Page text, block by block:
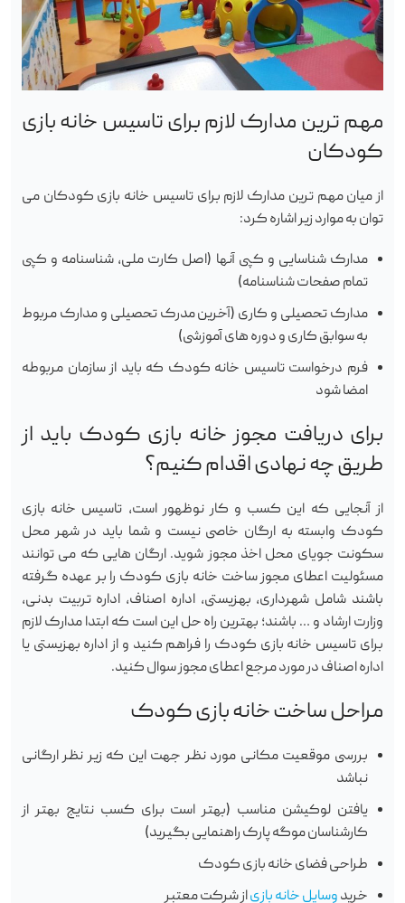
مهم ترین مدارک لازم برای تاسیس خانه بازی
کودکان
از میان مهم ترین مدارک لازم برای تاسیس خانه بازی کودکان می
توان به موارد زیر اشاره کرد:
مدارک شناسایی و کپی آنها (اصل کارت ملی، شناسنامه و کپی
تمام صفحات شناسنامه)
مدارک تحصیلی و کاری (آخرین مدرک تحصیلی و مدارک مربوط
به سوابق کاری و دوره های آموزشی)
فرم درخواست تاسیس خانه کودک که باید از سازمان مربوطه
امضا شود
برای دریافت مجوز خانه بازی کودک باید از
طریق چه نهادی اقدام کنیم؟
از آنجایی که این کسب و کار نوظهور است، تاسیس خانه بازی
کودک وابسته به ارگان خاصی نیست و شما باید در شهر محل
سکونت جویای محل اخذ مجوز شوید. ارگان هایی که می توانند
مسئولیت اعطای مجوز ساخت خانه بازی کودک را بر عهده گرفته
باشند شامل شهرداری، بهزیستی، اداره اصناف، اداره تربیت بدنی،
وزارت ارشاد و … باشند؛ بهترین راه حل این است که ابتدا مدارک لازم
برای تاسیس خانه بازی کودک را فراهم کنید و از اداره بهزیستی یا
اداره اصناف در مورد مرجع اعطای مجوز سوال کنید.
مراحل ساخت خانه بازی کودک
بررسی موقعیت مکانی مورد نظر جهت این که زیر نظر ارگانی
نباشد
یافتن لوکیشن مناسب (بهتر است برای کسب نتایج بهتر از
کارشناسان موگه پارک راهنمایی بگیرید)
طراحی فضای خانه بازی کودک
خریدوسایل خانه بازیاز شرکت معتبر